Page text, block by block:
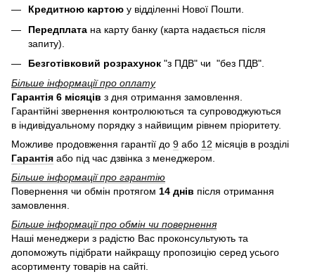
Кредитною картою у відділенні Нової Пошти.
Передплата на карту банку (карта надається після
запиту).
Безготівковий розрахунок "з ПДВ" чи "без ПДВ".
Більше інформації про оплату
Гарантія 6 місяців з дня отримання замовлення.
Гарантійні звернення контролюються та супроводжуються
в індивідуальному порядку з найвищим рівнем пріоритету.
Можливе продовження гарантії до 9 або 12 місяців в розділі
Гарантія або під час дзвінка з менеджером.
Більше інформації про гарантію
Повернення чи обмін протягом 14 днів після отримання
замовлення.
Більше інформації про обмін чи повернення
Наші менеджери з радістю Вас проконсультують та
допоможуть підібрати найкращу пропозицію серед усього
асортименту товарів на сайті.